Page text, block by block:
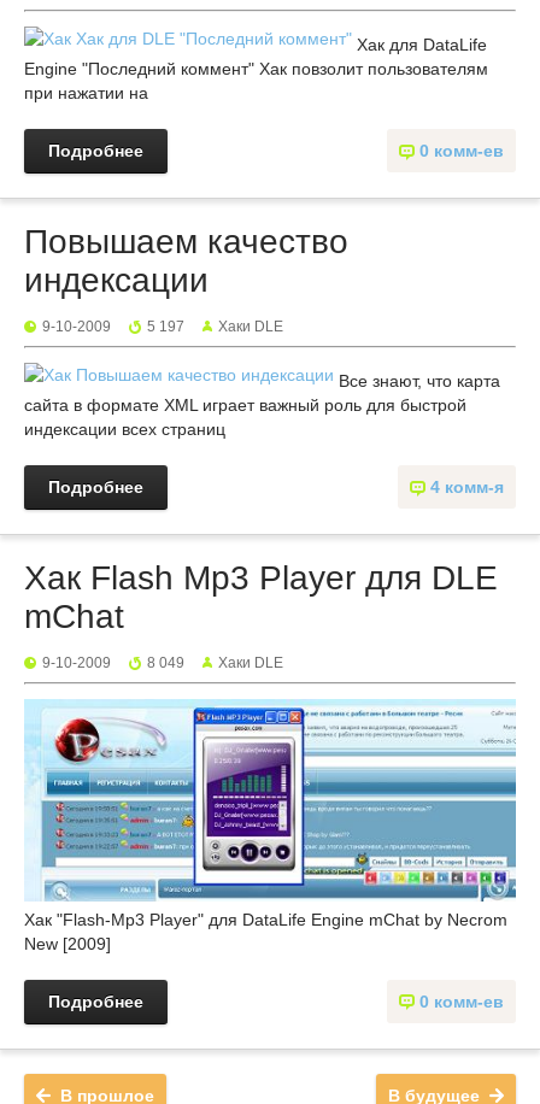
Хак для DataLife
Engine "Последний коммент" Хак повзолит пользователям
при нажатии на
0 комм-ев
Подробнее
Повышаем качество
индексации
9-10-2009 5 197 Хаки DLE
Все знают, что карта
сайта в формате XML играет важный роль для быстрой
индексации всех страниц
4 комм-я
Подробнее
Хак Flash Mp3 Player для DLE
mChat
9-10-2009 8 049 Хаки DLE
Хак "Flash-Mp3 Player" для DataLife Engine mChat by Necrom
New [2009]
0 комм-ев
Подробнее
В будущее
В прошлое